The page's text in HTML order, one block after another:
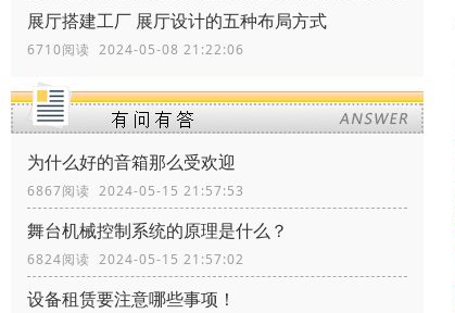
展厅搭建工厂 展厅设计的五种布局方式
6710阅读 2024-05-08 21:22:06
为什么好的音箱那么受欢迎
6867阅读 2024-05-15 21:57:53
舞台机械控制系统的原理是什么？
6824阅读 2024-05-15 21:57:02
设备租赁要注意哪些事项！